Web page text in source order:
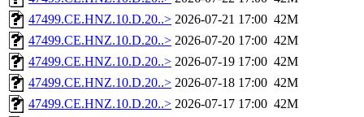
47499.CE.HNZ.10.D.20..> 2026-07-21 17:00 42M
47499.CE.HNZ.10.D.20..> 2026-07-20 17:00 42M
47499.CE.HNZ.10.D.20..> 2026-07-19 17:00 42M
47499.CE.HNZ.10.D.20..> 2026-07-18 17:00 42M
47499.CE.HNZ.10.D.20..> 2026-07-17 17:00 42M